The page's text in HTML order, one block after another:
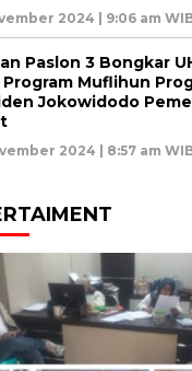
2024 | 9:06 am
Paslon 3 Bongkar
Program Muflihun
Jokowidodo
2024 | 8:57 am